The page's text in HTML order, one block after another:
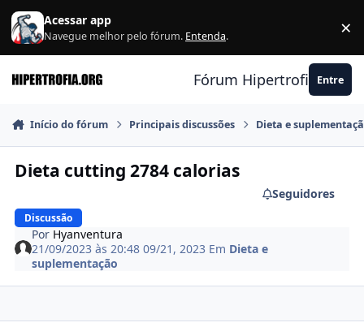
Ir para conteúdo
Acessar app
Navegue melhor pelo fórum. Entenda. ×
Fórum Hipertrofia.org
Entre
Início do fórum Principais discussões Dieta e
Dieta cutting 2784 calorias
Discussão
Seguidores
Por Hyanventura
21/09/2023 às 20:4809/21, 2023 Em Dieta e
suplementação